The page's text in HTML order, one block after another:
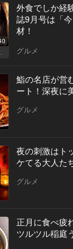
外食でしか経
誌9月号は「
材！
グルメ
鮨の名店が営
ート！深夜に
グルメ
夜の刺激はト
ケてる大人た
グルメ
正月に食べ疲
ツルツル稲庭